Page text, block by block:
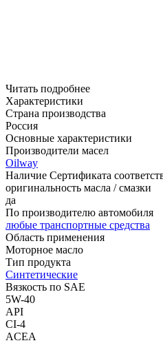
Читать подробнее
Характеристики
Страна производства
Россия
Основные характеристики
Производители масел
Oilway
Наличие Сертификата
оригинальность масла / смазки
да
По производителю автомобиля
любые транспортные средства
Область применения
Моторное масло
Тип продукта
Синтетические
Вязкость по SAE
5W-40
API
CI-4
ACEA